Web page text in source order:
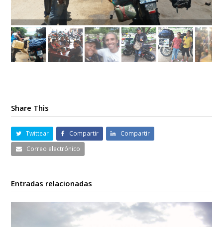
Share This
Twittear Compartir
Compartir
Correo electrónico
Entradas relacionadas